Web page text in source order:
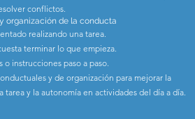
conflictos.
organización de la conducta
realizando una tarea.
terminar lo que empieza.
o instrucciones paso a paso.
y de organización para mejorar la
tarea y la autonomía en actividades del día a día.